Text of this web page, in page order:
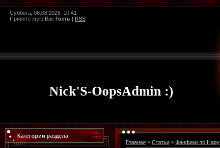
Суббота, 08.08.2026, 10:41
Приветствую Вас Гость | RSS
Nick'S-OopsAdmin :)
Категории раздела
Главная » Статьи » Фанфики по